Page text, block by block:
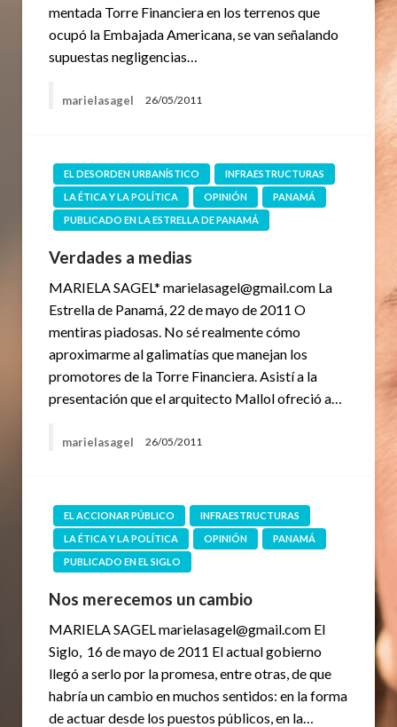
mentada Torre Financiera en los terrenos que
ocupó la Embajada Americana, se van señalando
supuestas negligencias…
marielasagel 26/05/2011
EL DESORDEN URBANÍSTICO
INFRAESTRUCTURAS
LA ÉTICA Y LA POLÍTICA
OPINIÓN
PANAMÁ
PUBLICADO EN LA ESTRELLA DE PANAMÁ
Verdades a medias
MARIELA SAGEL* marielasagel@gmail.com La
Estrella de Panamá, 22 de mayo de 2011 O
mentiras piadosas. No sé realmente cómo
aproximarme al galimatías que manejan los
promotores de la Torre Financiera. Asistí a la
presentación que el arquitecto Mallol ofreció a…
marielasagel 26/05/2011
EL ACCIONAR PÚBLICO
INFRAESTRUCTURAS
LA ÉTICA Y LA POLÍTICA
OPINIÓN
PANAMÁ
PUBLICADO EN EL SIGLO
Nos merecemos un cambio
MARIELA SAGEL marielasagel@gmail.com El
Siglo, 16 de mayo de 2011 El actual gobierno
llegó a serlo por la promesa, entre otras, de que
habría un cambio en muchos sentidos: en la forma
de actuar desde los puestos públicos, en la…